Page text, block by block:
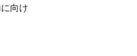
向け